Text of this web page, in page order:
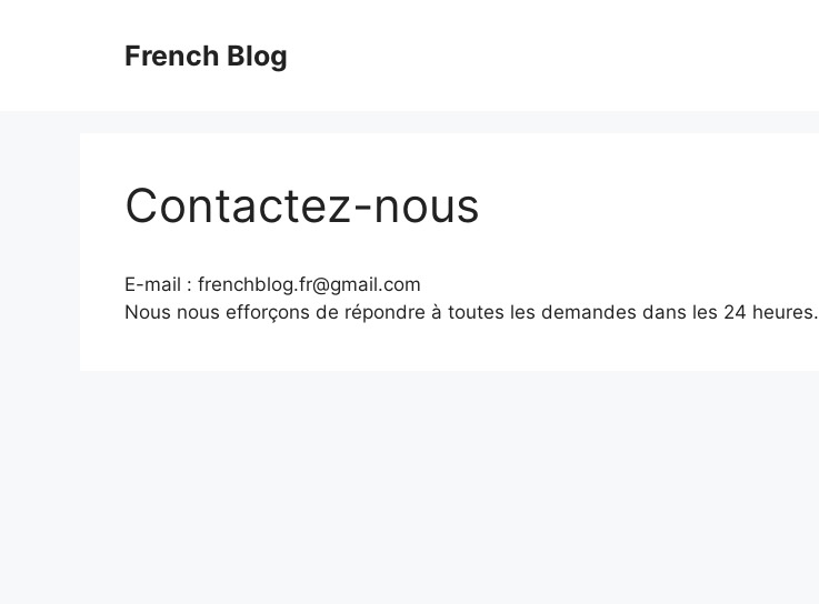
French Blog
Contactez-nous
E-mail : frenchblog.fr@gmail.com
Nous nous efforçons de répondre à toutes les demandes dans les 24 heures.